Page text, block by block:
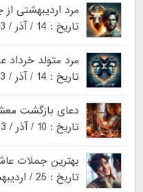
مرد اردیبهشتی
تاریخ : 14 / آذر / 1403
مرد متولد
تاریخ : 14 / آذر / 1403
دعای بازگشت
تاریخ : 10 / آذر / 1403
بهترین جملات
تاریخ : 25 / اردیبهشت / 1403